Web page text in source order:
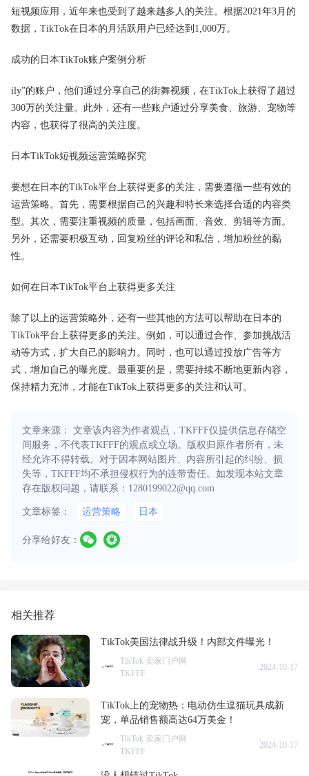
短视频应用，近年来也受到了越来越多人的关注。根据2021年3月的
数据，TikTok在日本的月活跃用户已经达到1,000万。
成功的日本TikTok账户案例分析
ily”的账户，他们通过分享自己的街舞视频，在TikTok上获得了超过
300万的关注量。此外，还有一些账户通过分享美食、旅游、宠物等
内容，也获得了很高的关注度。
日本TikTok短视频运营策略探究
要想在日本的TikTok平台上获得更多的关注，需要遵循一些有效的
运营策略。首先，需要根据自己的兴趣和特长来选择合适的内容类
型。其次，需要注重视频的质量，包括画面、音效、剪辑等方面。
另外，还需要积极互动，回复粉丝的评论和私信，增加粉丝的黏
性。
如何在日本TikTok平台上获得更多关注
除了以上的运营策略外，还有一些其他的方法可以帮助在日本的
TikTok平台上获得更多的关注。例如，可以通过合作、参加挑战活
动等方式，扩大自己的影响力。同时，也可以通过投放广告等方
式，增加自己的曝光度。最重要的是，需要持续不断地更新内容，
保持精力充沛，才能在TikTok上获得更多的关注和认可。
文章来源： 文章该内容为作者观点，TKFFF仅提供信息存储空
间服务，不代表TKFFF的观点或立场。版权归原作者所有，未
经允许不得转载。对于因本网站图片、内容所引起的纠纷、损
失等，TKFFF均不承担侵权行为的连带责任。如发现本站文章
存在版权问题，请联系：1280199022@qq.com
文章标签： 运营策略 日本
分享给好友：
相关推荐
TikTok美国法律战升级！内部文件曝光！
TikTok 卖家门户网
TKFFF
2024-10-17
TikTok上的宠物热：电动仿生逗猫玩具成新
宠，单品销售额高达64万美金！
TikTok 卖家门户网
TKFFF
2024-10-17